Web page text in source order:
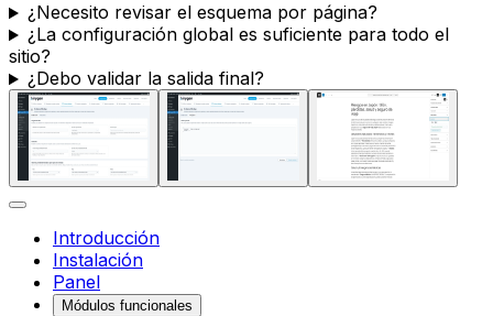
¿Necesito revisar el esquema por página?
¿La configuración global es suficiente para todo el
sitio?
¿Debo validar la salida final?
Introducción
Instalación
Panel
Módulos funcionales